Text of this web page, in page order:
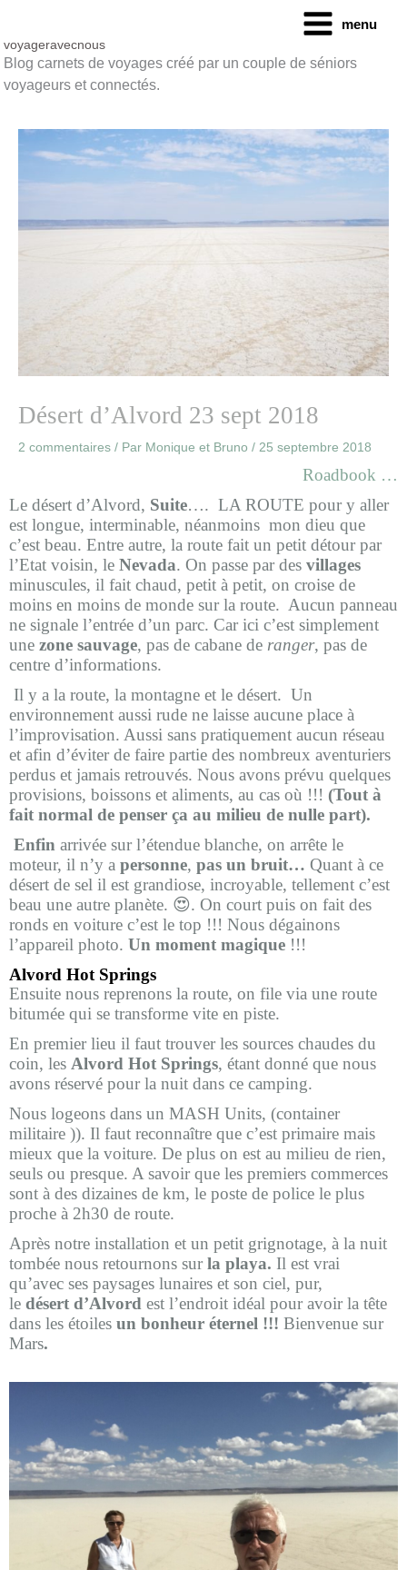
contenu
menu
voyageravecnous
Blog carnets de voyages créé par un couple de séniors
voyageurs et connectés.
Désert d’Alvord 23 sept 2018
2 commentaires / Par Monique et Bruno / 25 septembre 2018
Roadbook …
Le désert d’Alvord, Suite…. LA ROUTE pour y aller
est longue, interminable, néanmoins mon dieu que
c’est beau. Entre autre, la route fait un petit détour par
l’Etat voisin, le Nevada. On passe par des villages
minuscules, il fait chaud, petit à petit, on croise de
moins en moins de monde sur la route. Aucun panneau
ne signale l’entrée d’un parc. Car ici c’est simplement
une zone sauvage, pas de cabane de ranger, pas de
centre d’informations.
Il y a la route, la montagne et le désert. Un
environnement aussi rude ne laisse aucune place à
l’improvisation. Aussi sans pratiquement aucun réseau
et afin d’éviter de faire partie des nombreux aventuriers
perdus et jamais retrouvés. Nous avons prévu quelques
provisions, boissons et aliments, au cas où !!! (Tout à
fait normal de penser ça au milieu de nulle part).
Enfin arrivée sur l’étendue blanche, on arrête le
moteur, il n’y a personne, pas un bruit… Quant à ce
désert de sel il est grandiose, incroyable, tellement c’est
beau une autre planète. 😍. On court puis on fait des
ronds en voiture c’est le top !!! Nous dégainons
l’appareil photo. Un moment magique !!!
Alvord Hot Springs
Ensuite nous reprenons la route, on file via une route
bitumée qui se transforme vite en piste.
En premier lieu il faut trouver les sources chaudes du
coin, les Alvord Hot Springs, étant donné que nous
avons réservé pour la nuit dans ce camping.
Nous logeons dans un MASH Units, (container
militaire )). Il faut reconnaître que c’est primaire mais
mieux que la voiture. De plus on est au milieu de rien,
seuls ou presque. A savoir que les premiers commerces
sont à des dizaines de km, le poste de police le plus
proche à 2h30 de route.
Après notre installation et un petit grignotage, à la nuit
tombée nous retournons sur la playa. Il est vrai
qu’avec ses paysages lunaires et son ciel, pur,
le désert d’Alvord est l’endroit idéal pour avoir la tête
dans les étoiles un bonheur éternel !!! Bienvenue sur
Mars.